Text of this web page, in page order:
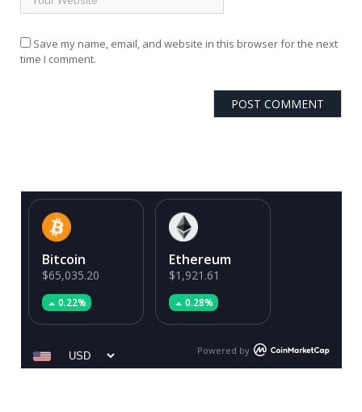
Save my name, email, and website in this browser for the next
time I comment.
Bitcoin
$65,035.20
0.22%
Ethereum
$1,921.61
0.28%
Powered by